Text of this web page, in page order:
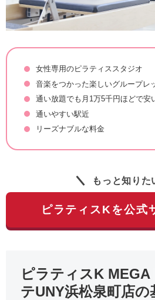
女性専用のピラティススタジオ
音楽をつかった楽しいグループレ
通い放題でも月1万5千円ほどで安
通いやすい駅近
リーズナブルな料金
もっと知りた
ピラティスKを公式
ピラティスK
テUNY浜松泉町店の